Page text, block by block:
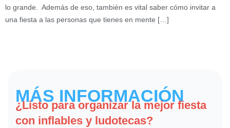
lo grande. Además de eso, también es vital saber cómo invitar a
una fiesta a las personas que tienes en mente […]
MÁS INFORMACIÓN
¿Listo para organizar la mejor fiesta
con inflables y ludotecas?